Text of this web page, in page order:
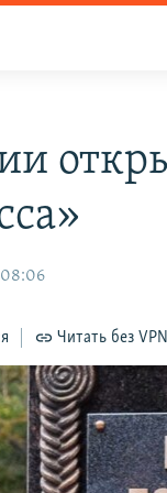
08:06
Читать без VPN